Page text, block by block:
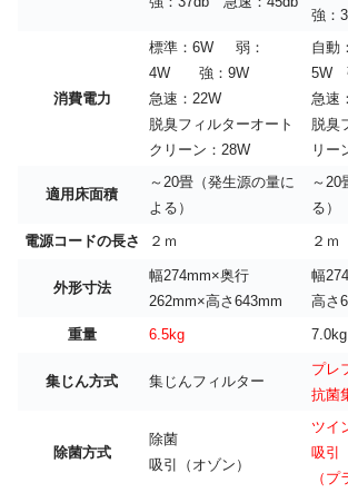
強：
消費電力
標準：6W 弱：
4W 強：9W
急速：22W
脱臭フィルターオート
クリーン：28W
自動
5W
急速
脱臭
リー
適用床面積
～20畳（発生源の量に
よる）
～20
る）
電源コードの長さ
２ｍ ２ｍ
外形寸法
幅274mm×奥行
262mm×高さ643mm
幅
高さ
重量
6.5kg 7.0kg
集じん方式 集じんフィルター
プレ
抗菌
除菌方式
除菌
吸引（オゾン）
ツイ
吸引
（プ